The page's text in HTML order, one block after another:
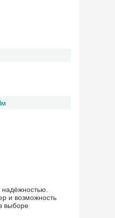
и возможность
выборе